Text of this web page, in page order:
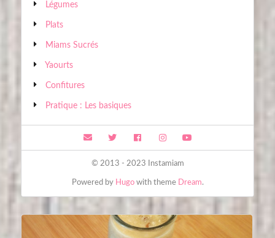
Légumes
Plats
Miams Sucrés
Yaourts
Confitures
Pratique : Les basiques
© 2013 - 2023 Instamiam
Powered by Hugowith theme Dream.